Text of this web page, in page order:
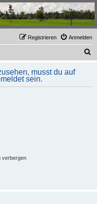
- von Membern für MemberAnmelden
Registrieren
h
musst du auf
sein.
verbergen